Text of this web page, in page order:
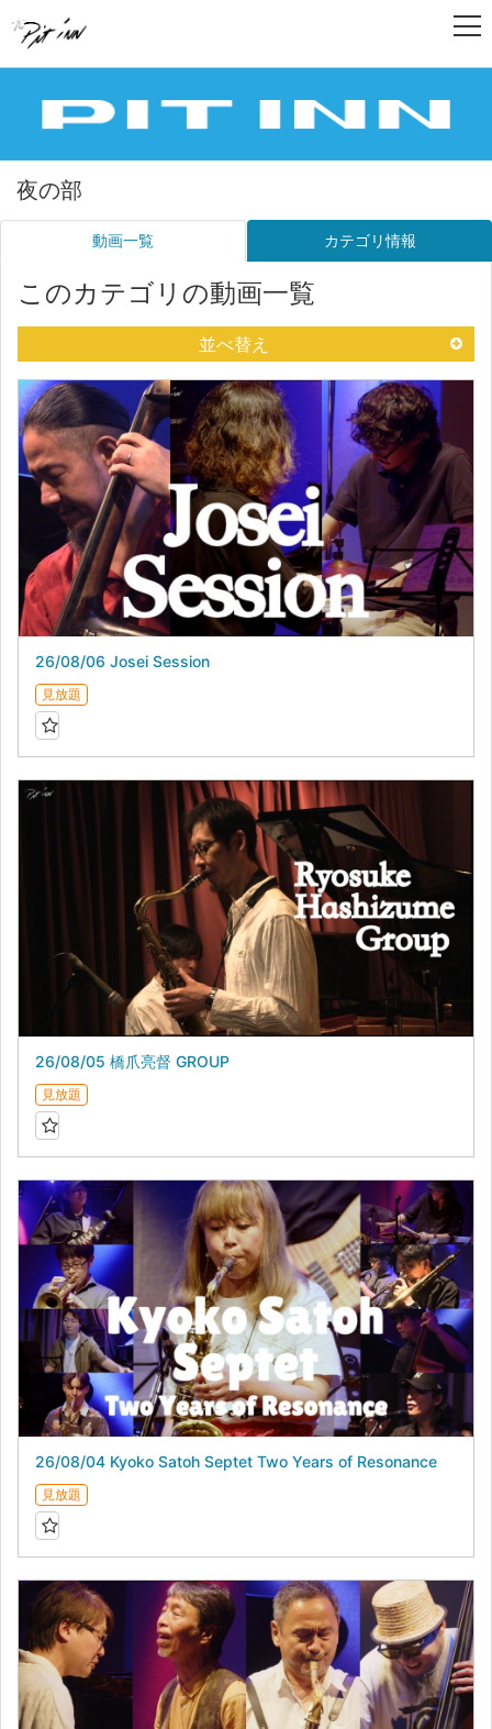
夜の部
動画一覧 カテゴリ情報
このカテゴリの動画一覧
並べ替え
26/08/06 Josei Session
見放題
26/08/05 橋爪亮督 GROUP
見放題
26/08/04 Kyoko Satoh Septet Two Years of Resonance
見放題